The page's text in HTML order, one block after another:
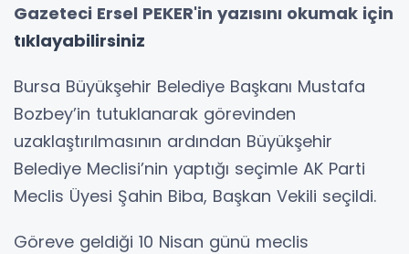
Gazeteci Ersel PEKER'in yazısını okumak için
tıklayabilirsiniz
Bursa Büyükşehir Belediye Başkanı Mustafa
Bozbey’in tutuklanarak görevinden
uzaklaştırılmasının ardından Büyükşehir
Belediye Meclisi’nin yaptığı seçimle AK Parti
Meclis Üyesi Şahin Biba, Başkan Vekili seçildi.
Göreve geldiği 10 Nisan günü meclis